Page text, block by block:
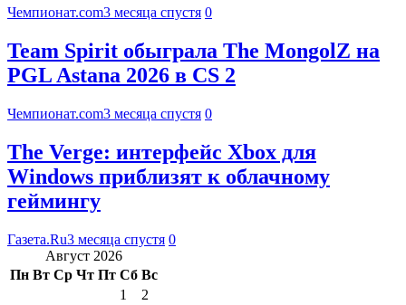
Чемпионат.com3 месяца спустя 0
Team Spirit обыграла The MongolZ на
PGL Astana 2026 в CS 2
Чемпионат.com3 месяца спустя 0
The Verge: интерфейс Xbox для
Windows приблизят к облачному
геймингу
Газета.Ru3 месяца спустя 0
Август 2026
Пн Вт Ср Чт Пт Сб Вс
1
2